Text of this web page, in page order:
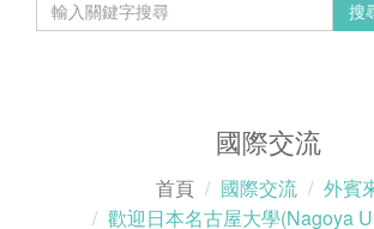
搜
國際交流
首頁 國際交流
外賓
歡迎日本名古屋大學(Nagoya